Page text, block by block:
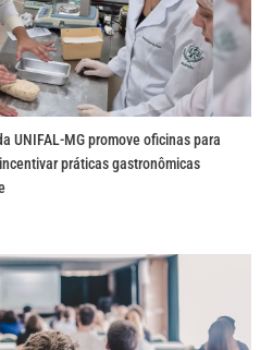
UNIFAL-MG promove oficinas para
práticas gastronômicas